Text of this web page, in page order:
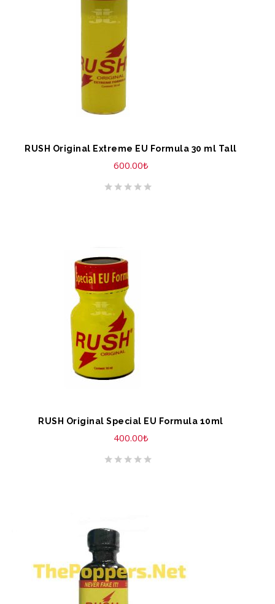
RUSH Original Extreme EU Formula 30 ml Tall
600.00₺
RUSH Original Special EU Formula 10ml
400.00₺